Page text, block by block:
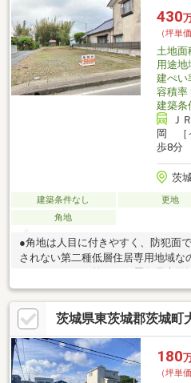
430
（坪単価
土地面
用途地
建ぺい
容積率
建築条
Ｊ
岡 ［
歩8分
茨
建築条件なし 更地
角地
●角地は人目に付きやすく、防犯面
されない第二種低層住居専用地域なので、 安心して住ま
で、新しい住まいの場所としておす
茨城県東茨城郡茨城町
180
（坪単価